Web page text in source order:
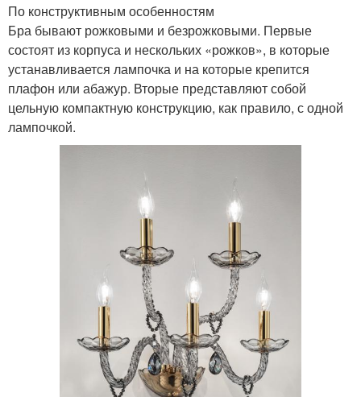
По конструктивным особенностям
Бра бывают рожковыми и безрожковыми. Первые
состоят из корпуса и нескольких «рожков», в которые
устанавливается лампочка и на которые крепится
плафон или абажур. Вторые представляют собой
цельную компактную конструкцию, как правило, с одной
лампочкой.